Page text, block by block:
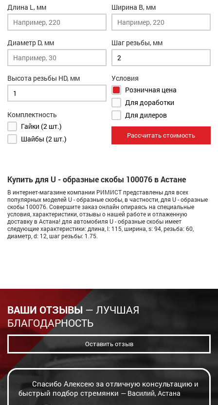
Длина L, мм
Диаметр D, мм
Ширина B, мм
Шаг резьбы, мм
Высота резьбы HD, мм
Комплектность
Гайки (2 шт.)
Шайбы (2 шт.)
Условия
Розничная цена
Для доработки
Для дилеров
Рассчитать стоимость
Купить для U - образные скобы 100076 в Астане
В интернет-магазине компании РИМИСТ представлены для всех
популярных моделей U - образные скобы, в частности, для U - образные
скобы 100076. Совершите заказ онлайн опираясь на специальные
условия, характеристики, отзывы о нашей работе и отлаженную
доставку в Астана! для автомобиля U - образные скобы имеет
следующие характеристики: длина, l: 115, ширина, s: 94, резьба: 60,
диаметр, d: 12, шаг резьбы: 1.75.
ВАШИ ОТЗЫВЫ — ЛУЧШАЯ
БЛАГОДАРНОСТЬ
Оставить отзыв
Спасибо Алексею за отличную консультацию и
быстрый подбор стремянки — Василий, Астана